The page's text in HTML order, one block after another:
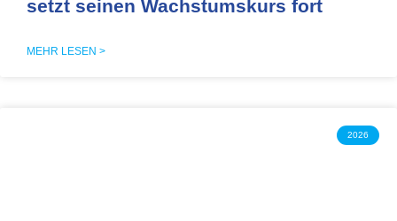
setzt seinen Wachstumskurs fort
MEHR LESEN >
2026